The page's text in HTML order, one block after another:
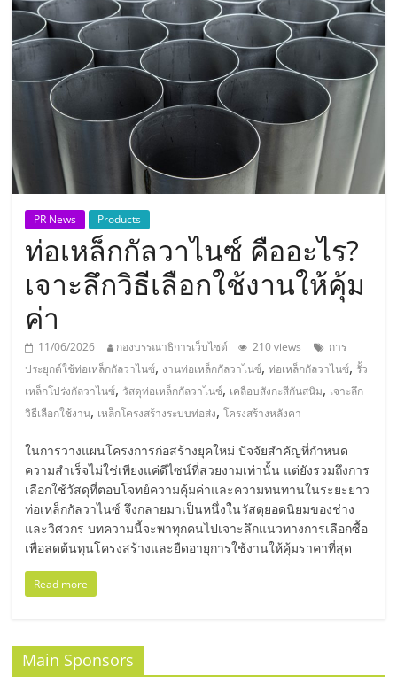
แห่ง
ประเทศไทย,
ThaiSMEsCenter,
รวม
ธุรกิจ
เอ
ส
เอ็
มอี
ไทย,
SMEs,
แฟ
รน
ไชส์,
PR News Products
ท่อเหล็กกัลวาไนซ์ คืออะไร?
เจาะลึกวิธีเลือกใช้งานให้คุ้ม
ค่า
11/06/2026 กองบรรณาธิการเว็บไซต์ 210 views
การ
ประยุกต์ใช้ท่อเหล็กกัลวาไนซ์, งานท่อเหล็กกัลวาไนซ์,ท่อเหล็กกัลวาไนซ์, รั้ว
เหล็กโปร่งกัลวาไนซ์, วัสดุท่อเหล็กกัลวาไนซ์, เคลือบสังกะสีกันสนิม, เจาะลึก
วิธีเลือกใช้งาน, เหล็กโครงสร้างระบบท่อส่ง,โครงสร้างหลังคา
ในการวางแผนโครงการก่อสร้างยุคใหม่ ปัจจัยสำคัญที่กำหนด
ความสำเร็จไม่ใช่เพียงแค่ดีไซน์ที่สวยงามเท่านั้น แต่ยังรวมถึงการ
เลือกใช้วัสดุที่ตอบโจทย์ความคุ้มค่าและความทนทานในระยะยาว
ท่อเหล็กกัลวาไนซ์ จึงกลายมาเป็นหนึ่งในวัสดุยอดนิยมของช่าง
และวิศวกร บทความนี้จะพาทุกคนไปเจาะลึกแนวทางการเลือกซื้อ
เพื่อลดต้นทุนโครงสร้างและยืดอายุการใช้งานให้คุ้มราคาที่สุด
Read more
Main Sponsors